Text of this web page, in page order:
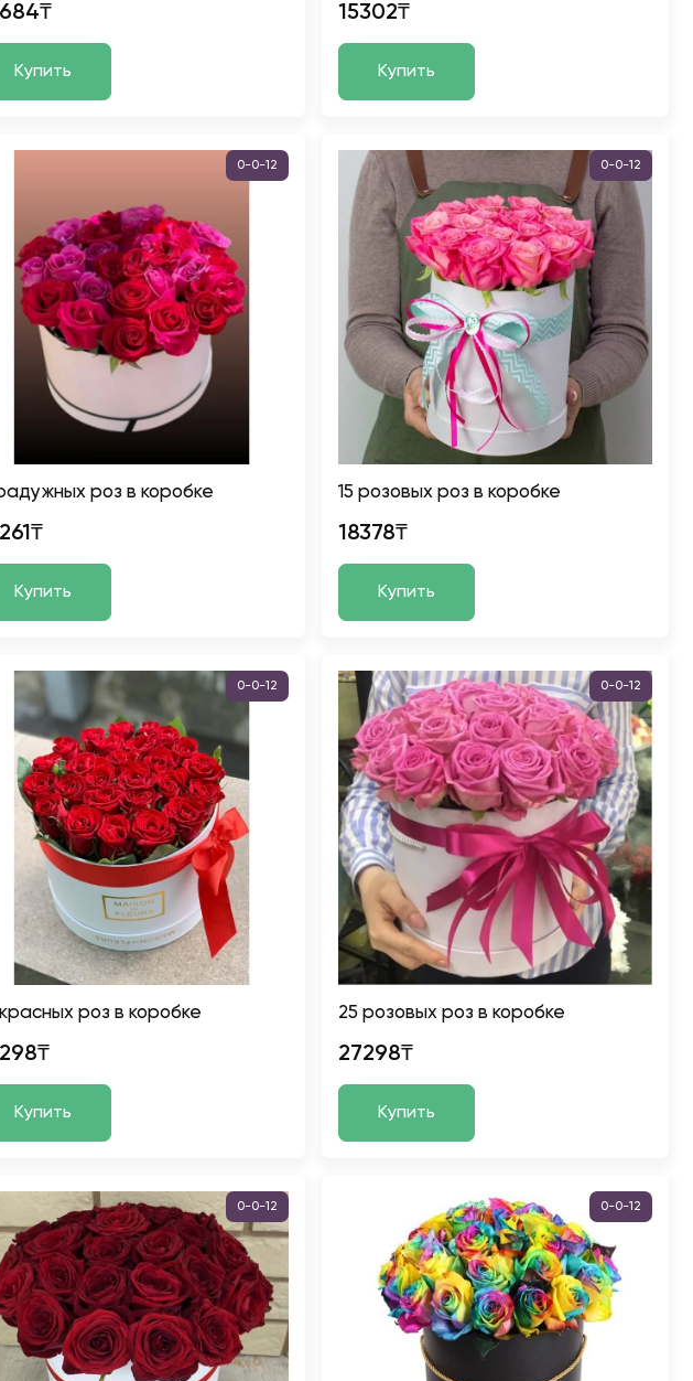
Купить
15302₸
Купить
0-0-12
роз в коробке
Купить
0-0-12
15 розовых роз в коробке
18378₸
Купить
0-0-12
роз в коробке
Купить
0-0-12
25 розовых роз в коробке
27298₸
Купить
0-0-12 0-0-12